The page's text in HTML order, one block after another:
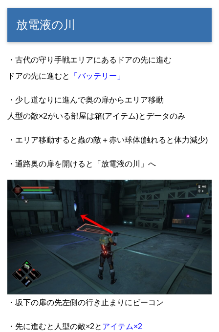
放電液の川
・古代の守り手戦エリアにあるドアの先に進む
ドアの先に進むと
「バッテリー」
・少し道なりに進んで奥の扉からエリア移動
人型の敵×2がいる部屋は箱(アイテム)とデータのみ
・エリア移動すると蟲の敵＋赤い球体(触れると体力減少)
・通路奥の扉を開けると「放電液の川」へ
・坂下の扉の先左側の行き止まりにビーコン
・先に進むと人型の敵×2と アイテム×2